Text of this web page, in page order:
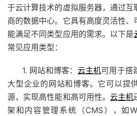
于云计算技术的虚拟服务器，通过
商的数据中心。它具有高度灵活性
能满足不同类型应用的需求。以下是
常见应用类型：
1. 网站和博客： 云主机可用于搭
大型企业的网站和博客。它可以提
源，实现高性能和高可用性。云主机
架和内容管理系统（CMS），如